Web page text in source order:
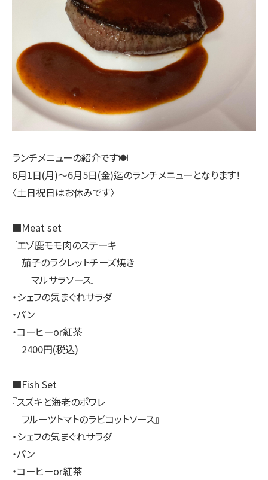
ランチメニューの紹介です🍽
6月1日(月)〜6月5日(金)迄のランチメニューとなります！
〈土日祝日はお休みです〉
■Meat set
『エゾ鹿モモ肉のステーキ
茄子のラクレットチーズ焼き
マルサラソース』
・シェフの気まぐれサラダ
・パン
・コーヒーor紅茶
2400円(税込)
■Fish Set
『スズキと海老のポワレ
フルーツトマトのラビコットソース』
・シェフの気まぐれサラダ
・パン
・コーヒーor紅茶